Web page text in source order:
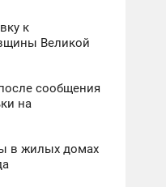
к
Великой
сообщения
на
в жилых домах